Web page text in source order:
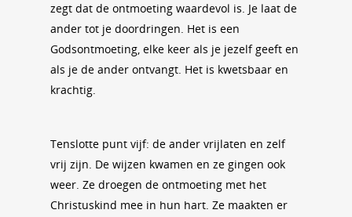
zegt dat de ontmoeting waardevol is. Je laat de
ander tot je doordringen. Het is een
Godsontmoeting, elke keer als je jezelf geeft en
als je de ander ontvangt. Het is kwetsbaar en
krachtig.
Tenslotte punt vijf: de ander vrijlaten en zelf
vrij zijn. De wijzen kwamen en ze gingen ook
weer. Ze droegen de ontmoeting met het
Christuskind mee in hun hart. Ze maakten er